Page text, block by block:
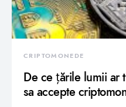
CRIPTOMONEDE
De ce țările lumii ar
sa accepte